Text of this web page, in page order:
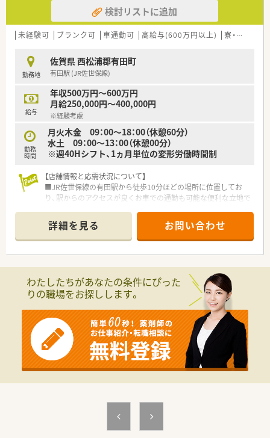
【求人情報について】
■ 隔週で週休2.5日が取得可能で、プライベートを充実させられ
■ 残業はほとんどなく、メリハリをつけて就業できるため、ワー
クライフバランスを重視できます。
■ 経験に応じて年収480万円から600万円も可能で、高収入を目
指せる環境です。
【勤務実態について】
■ 隔週で週休2.5日が取得できるため、連休も確保しやすくプラ
イベートを充実できます。
■ 月火木金は18時まで、水土は13時までの開局時間で、比較的
早めに終業できます。
活用できる環境です。
検討リストに追加
未経験可 ブランク可 車通勤可 高給与(600万円以上) 寮・借上社宅あり
勤務地
佐賀県 西松浦郡有田町
有田駅 (JR佐世保線)
給与
年収500万円～600万円
月給250,000円～400,000円
※経験考慮
勤務
時間
月火木金 09：00～18：00（休憩60分）
水土 09：00～13：00（休憩00分）
※週40Hシフト、1ヵ月単位の変形労働時間制
【店舗情報と応需状況について】
■JR佐世保線の有田駅から徒歩10分ほどの場所に位置してお
り、駅からのアクセスが良くお車での通勤も可能な便利な立地で
■主な応需科目は整形外科、形成外科、リハビリテーション科
で、特定の科目に特化した深い知識を習得できる職場環境です。
■処方箋枚数は1日あたり平均60枚から70枚ほどを受け付けて
おり、地域の患者様に寄り添った丁寧な対応を実践しています。
■整形外科応需の経験がある方はもちろん、さらなるキャリアア
ップを目指したい意欲的な方を歓迎いたします。
■地域の皆様の健康を支えるパートナーとして、明るく誠実なコ
ミュニケーションを大切にしながら業務に励める方を募集しま
す。
【法人特徴について】
■1982年に後発医薬品の販売からスタートし、現在は北部九州
を中心に30店舗以上の調剤薬局を展開する安定成長企業です。
■単科から総合病院門前まで幅広いフィールドを有しており、薬
■ケアプランセンターなどの介護分野へも事業を広げており、医
詳細を見る お問い合わせ
わたしたちがあなたの条件にぴった
りの職場をお探しします。